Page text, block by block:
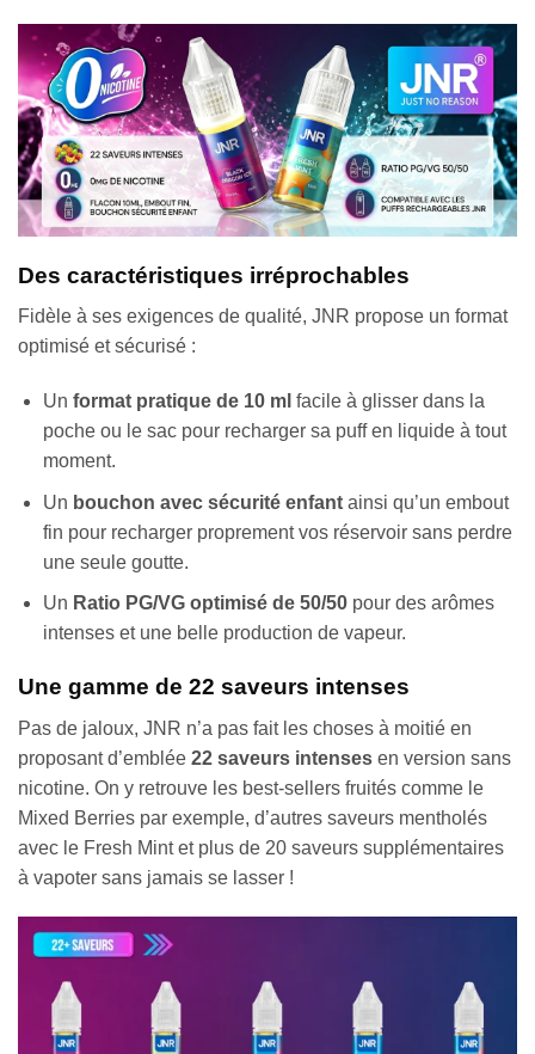
Des caractéristiques irréprochables
Fidèle à ses exigences de qualité, JNR propose un format
optimisé et sécurisé :
Un format pratique de 10 ml facile à glisser dans la
poche ou le sac pour recharger sa puff en liquide à tout
moment.
Un bouchon avec sécurité enfantainsi qu’un embout
fin pour recharger proprement vos réservoir sans perdre
une seule goutte.
Un Ratio PG/VG optimisé de 50/50pour des arômes
intenses et une belle production de vapeur.
Une gamme de 22 saveurs intenses
Pas de jaloux, JNR n’a pas fait les choses à moitié en
proposant d’emblée 22 saveurs intenses en version sans
nicotine. On y retrouve les best-sellers fruités comme le
Mixed Berries par exemple, d’autres saveurs mentholés
avec le Fresh Mint et plus de 20 saveurs supplémentaires
à vapoter sans jamais se lasser !